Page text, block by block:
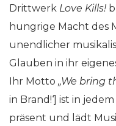
Drittwerk Love Kills!
hungrige Macht des
unendlicher
Glauben in ihr
Ihr Motto „We bring
in Brand!‘] ist in
präsent und lädt